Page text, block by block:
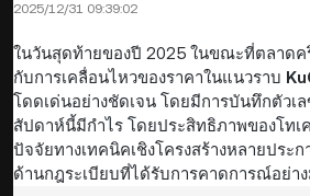
2025/12/31 09:39:02
ในวันสุดท้ายของปี 2025 ในขณะที่ตลาด
กับการเคลื่อนไหวของราคาในแนวราบ
โดดเด่นอย่างชัดเจน โดยมีการบันทึกตัวเ
สัปดาห์นี้มีกำไร โดยประสิทธิภาพของโทเ
ปัจจัยทางเทคนิคเชิงโครงสร้างหลายประ
ด้านกฎระเบียบที่ได้รับการคาดการณ์อย่า